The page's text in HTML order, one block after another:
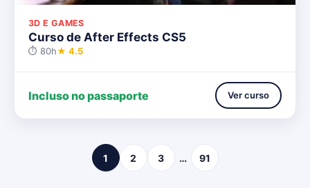
3D E GAMES
Curso de After Effects CS5
⏱ 80h★ 4.5
Incluso no passaporte Ver curso
1 2 3 … 91